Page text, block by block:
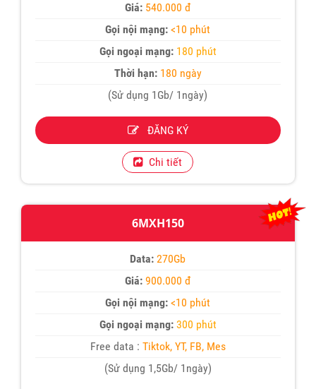
Giá: 540.000 đ
Gọi nội mạng: <10 phút
Gọi ngoại mạng: 180 phút
Thời hạn:180 ngày
(Sử dụng 1Gb/ 1ngày)
ĐĂNG KÝ
Chi tiết
6MXH150
Data: 270Gb
Giá:900.000 đ
Gọi nội mạng: <10 phút
Gọi ngoại mạng: 300 phút
Free data : Tiktok, YT, FB, Mes
(Sử dụng 1,5Gb/ 1ngày)